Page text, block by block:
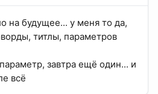
на будущее... у меня то да,
титлы, параметров
завтра ещё один... и
всё